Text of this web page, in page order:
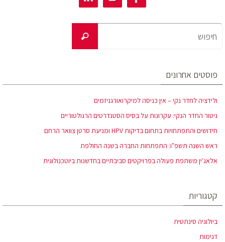
פוסטים אחרונים
ולידציה לחדר נקי – אין כניסה למיקרואורגניזמים
ניטור החדר הנקי: עקרונות על בסיס הסטנדרטים הרגולטוריים
חידושים והתפתחויות בתחום בדיקות HPV ומניעת סרטן צוואר הרחם
ראש השנה תשפ"ו: התפתחות החברה בשנה החולפת
אלאג'ין משתפת פעולה בפרויקטים סביבתיים בחדשנות ביוטכנולוגית
קטגוריות
ביולוגיה סינתטית
דגימות